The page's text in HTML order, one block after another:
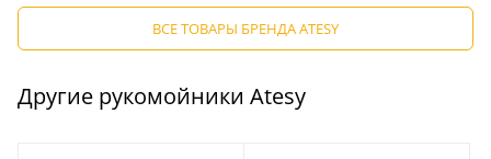
ВСЕ ТОВАРЫ БРЕНДА ATESY
Другие рукомойники Atesy